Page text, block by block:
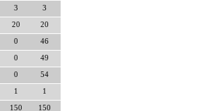
3 3
20 20
0 46
0 49
0 54
1 1
150 150